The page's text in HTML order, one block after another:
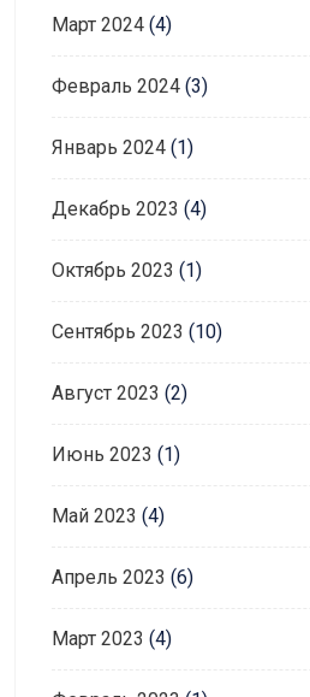
Март 2024 (4)
Февраль 2024 (3)
Январь 2024 (1)
Декабрь 2023 (4)
Октябрь 2023 (1)
Сентябрь 2023 (10)
Август 2023 (2)
Июнь 2023 (1)
Май 2023 (4)
Апрель 2023 (6)
Март 2023 (4)